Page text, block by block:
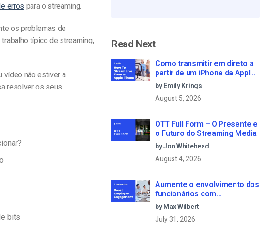
erros para o streaming.
os problemas de
típico de streaming,
vídeo não estiver a
resolver os seus
bits
Read Next
Como transmitir em direto a
partir de um iPhone da Apple
em 6 passos simples
by Emily Krings
August 5, 2026
OTT Full Form – O Presente e
o Futuro do Streaming Media
by Jon Whitehead
August 4, 2026
Aumente o envolvimento dos
funcionários com
comunicações empresariais
em direto
by Max Wilbert
July 31, 2026